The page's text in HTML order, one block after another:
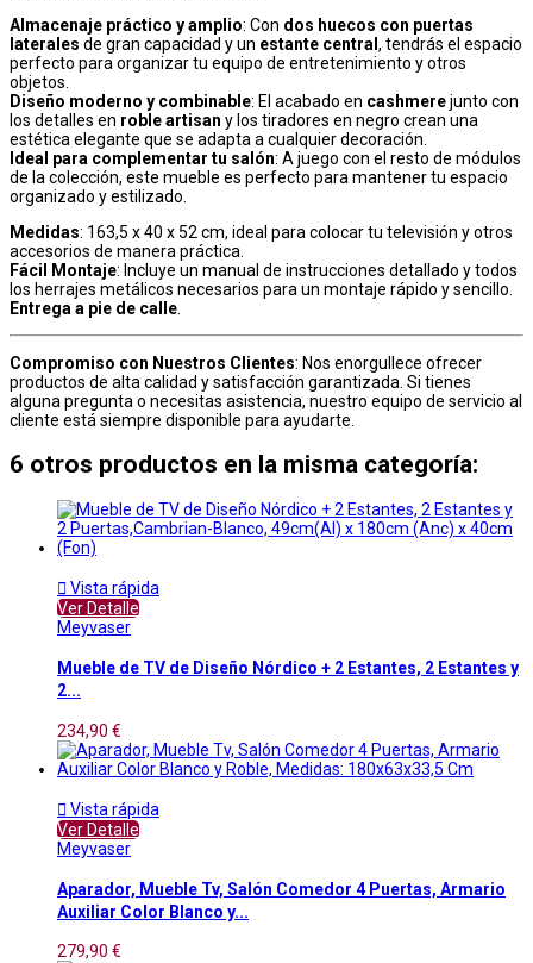
Almacenaje práctico y amplio: Con dos huecos con puertas
laterales de gran capacidad y un estante central , tendrás el espacio
perfecto para organizar tu equipo de entretenimiento y otros
objetos.
Diseño moderno y combinable: El acabado en cashmerejunto con
los detalles en roble artisan y los tiradores en negro crean una
estética elegante que se adapta a cualquier decoración.
Ideal para complementar tu salón: A juego con el resto de módulos
de la colección, este mueble es perfecto para mantener tu espacio
organizado y estilizado.
Medidas: 163,5 x 40 x 52 cm, ideal para colocar tu televisión y otros
accesorios de manera práctica.
Fácil Montaje: Incluye un manual de instrucciones detallado y todos
los herrajes metálicos necesarios para un montaje rápido y sencillo.
Entrega a pie de calle
Compromiso con Nuestros Clientes: Nos enorgullece ofrecer
productos de alta calidad y satisfacción garantizada. Si tienes
alguna pregunta o necesitas asistencia, nuestro equipo de servicio al
cliente está siempre disponible para ayudarte.
6 otros productos en la misma categoría:
 Vista rápida
Ver Detalle
Meyvaser
Mueble de TV de Diseño Nórdico + 2 Estantes, 2 Estantes y
2...
234,90 €
 Vista rápida
Ver Detalle
Meyvaser
Aparador, Mueble Tv, Salón Comedor 4 Puertas, Armario
Auxiliar Color Blanco y...
279,90 €